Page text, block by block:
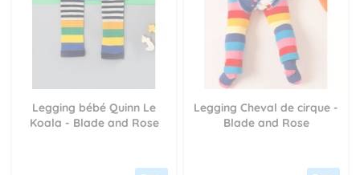
Legging bébé Quinn Le
Koala - Blade and Rose
Legging Cheval de cirque -
Blade and Rose